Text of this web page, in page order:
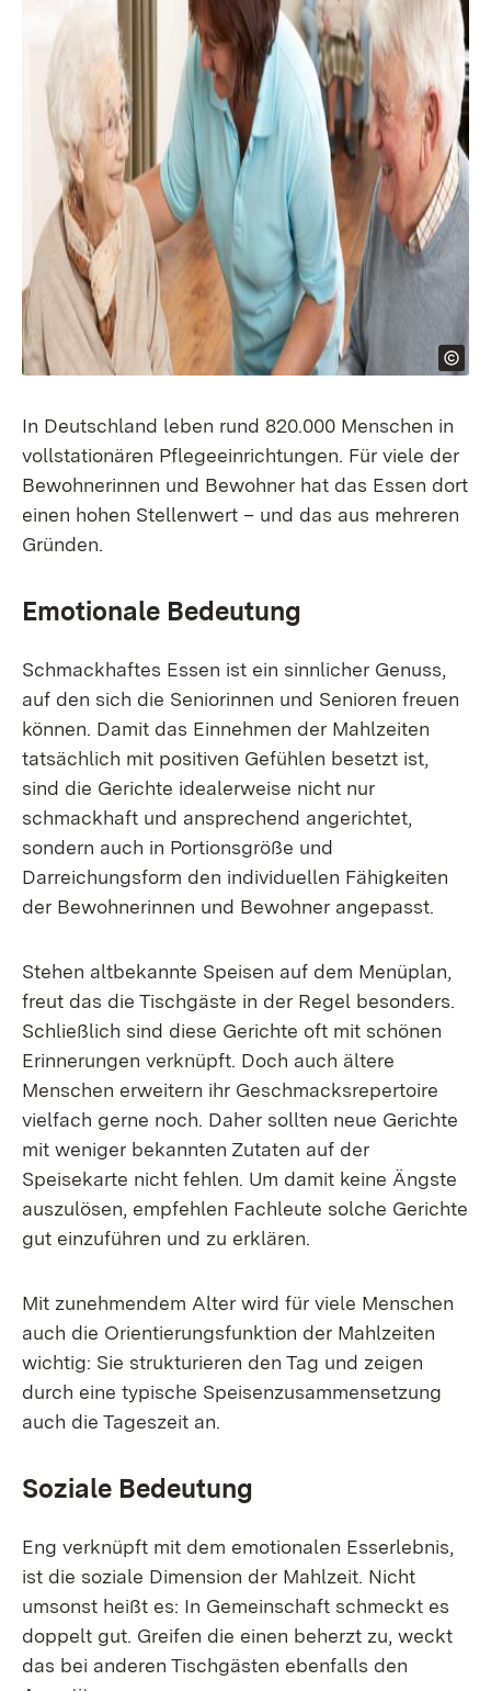
In Deutschland leben rund 820.000 Menschen in
vollstationären Pflegeeinrichtungen. Für viele der
Bewohnerinnen und Bewohner hat das Essen dort
einen hohen Stellenwert – und das aus mehreren
Gründen.
Emotionale Bedeutung
Schmackhaftes Essen ist ein sinnlicher Genuss,
auf den sich die Seniorinnen und Senioren freuen
können. Damit das Einnehmen der Mahlzeiten
tatsächlich mit positiven Gefühlen besetzt ist,
sind die Gerichte idealerweise nicht nur
schmackhaft und ansprechend angerichtet,
sondern auch in Portionsgröße und
Darreichungsform den individuellen Fähigkeiten
der Bewohnerinnen und Bewohner angepasst.
Stehen altbekannte Speisen auf dem Menüplan,
freut das die Tischgäste in der Regel besonders.
Schließlich sind diese Gerichte oft mit schönen
Erinnerungen verknüpft. Doch auch ältere
Menschen erweitern ihr Geschmacksrepertoire
vielfach gerne noch. Daher sollten neue Gerichte
mit weniger bekannten Zutaten auf der
Speisekarte nicht fehlen. Um damit keine Ängste
auszulösen, empfehlen Fachleute solche Gerichte
gut einzuführen und zu erklären.
Mit zunehmendem Alter wird für viele Menschen
auch die Orientierungsfunktion der Mahlzeiten
wichtig: Sie strukturieren den Tag und zeigen
durch eine typische Speisenzusammensetzung
auch die Tageszeit an.
Soziale Bedeutung
Eng verknüpft mit dem emotionalen Esserlebnis,
ist die soziale Dimension der Mahlzeit. Nicht
umsonst heißt es: In Gemeinschaft schmeckt es
doppelt gut. Greifen die einen beherzt zu, weckt
das bei anderen Tischgästen ebenfalls den